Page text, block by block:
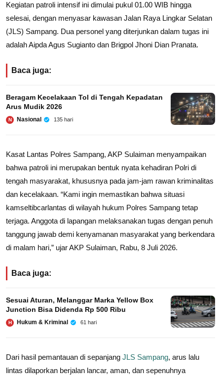
Kegiatan patroli intensif ini dimulai pukul 01.00 WIB hingga
selesai, dengan menyasar kawasan Jalan Raya Lingkar Selatan
(JLS) Sampang. Dua personel yang diterjunkan dalam tugas ini
adalah Aipda Agus Sugianto dan Brigpol Jhoni Dian Pranata.
Baca juga:
Beragam Kecelakaan Tol di Tengah Kepadatan
Arus Mudik 2026
N Nasional 135 hari
Kasat Lantas Polres Sampang, AKP Sulaiman menyampaikan
bahwa patroli ini merupakan bentuk nyata kehadiran Polri di
tengah masyarakat, khususnya pada jam-jam rawan kriminalitas
dan kecelakaan. “Kami ingin memastikan bahwa situasi
kamseltibcarlantas di wilayah hukum Polres Sampang tetap
terjaga. Anggota di lapangan melaksanakan tugas dengan penuh
tanggung jawab demi kenyamanan masyarakat yang berkendara
di malam hari,” ujar AKP Sulaiman, Rabu, 8 Juli 2026.
Baca juga:
Sesuai Aturan, Melanggar Marka Yellow Box
Junction Bisa Didenda Rp 500 Ribu
H Hukum & Kriminal 61 hari
Dari hasil pemantauan di sepanjang JLS Sampang, arus lalu
lintas dilaporkan berjalan lancar, aman, dan sepenuhnya